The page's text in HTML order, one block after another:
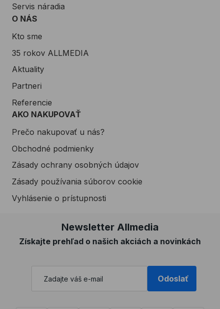
Servis náradia
O NÁS
Kto sme
35 rokov ALLMEDIA
Aktuality
Partneri
Referencie
AKO NAKUPOVAŤ
Prečo nakupovať u nás?
Obchodné podmienky
Zásady ochrany osobných údajov
Zásady používania súborov cookie
Vyhlásenie o prístupnosti
Newsletter Allmedia
Získajte prehľad o našich akciách a novinkách
Odoslať